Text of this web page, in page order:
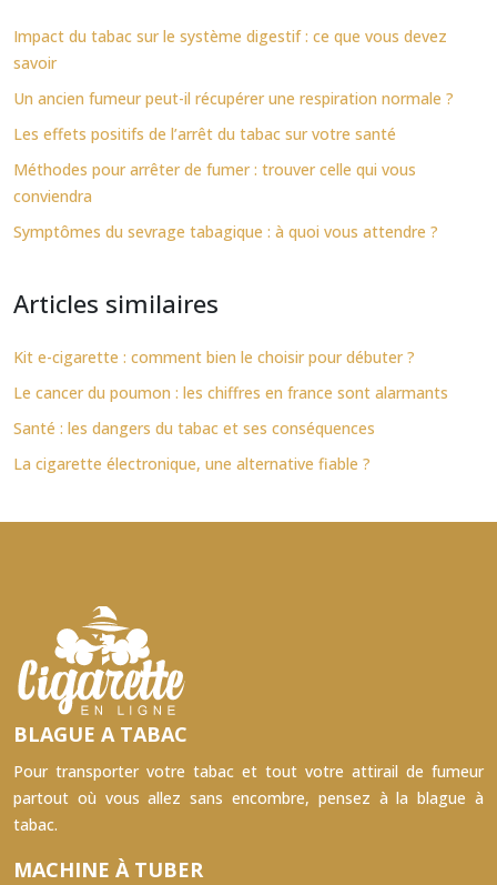
Impact du tabac sur le système digestif : ce que vous devez
savoir
Un ancien fumeur peut-il récupérer une respiration normale ?
Les effets positifs de l’arrêt du tabac sur votre santé
Méthodes pour arrêter de fumer : trouver celle qui vous
conviendra
Symptômes du sevrage tabagique : à quoi vous attendre ?
Articles similaires
Kit e-cigarette : comment bien le choisir pour débuter ?
Le cancer du poumon : les chiffres en france sont alarmants
Santé : les dangers du tabac et ses conséquences
La cigarette électronique, une alternative fiable ?
BLAGUE A TABAC
Pour transporter votre tabac et tout votre attirail de fumeur
partout où vous allez sans encombre, pensez à la blague à
tabac.
MACHINE À TUBER